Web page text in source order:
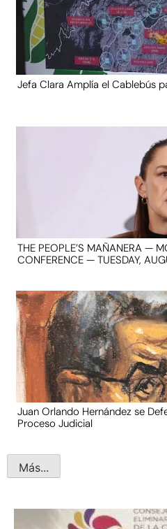
Jefa Clara Amplía el Cablebús
THE PEOPLE’S MAÑANERA —
CONFERENCE — TUESDAY,
Juan Orlando Hernández se
Proceso Judicial
Más...